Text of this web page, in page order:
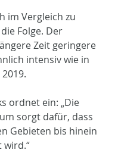
im Vergleich zu
Folge. Der
Zeit geringere
intensiv wie in
ordnet ein: „Die
sorgt dafür, dass
Gebieten bis hinein
wird.“